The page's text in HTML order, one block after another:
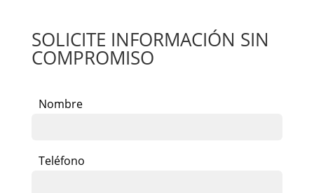
SOLICITE INFORMACIÓN SIN
COMPROMISO
Nombre
Teléfono